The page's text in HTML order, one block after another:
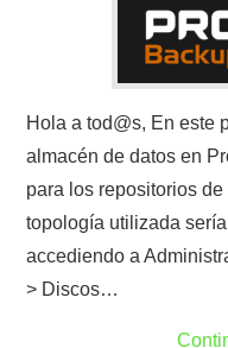
Hola a tod@s, En este
almacén de datos en
para los repositorios
topología utilizada
accediendo a
> Discos…